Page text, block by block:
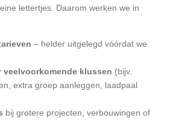
lettertjes. Daarom werken we in
– helder uitgelegd vóórdat we
veelvoorkomende klussen (bijv.
extra groep aanleggen, laadpaal
bij grotere projecten, verbouwingen of